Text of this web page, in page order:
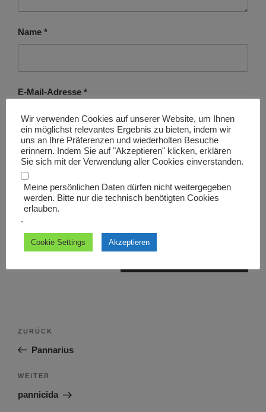
Name *
E-Mail-Adresse *
Website
Name, E-Mail-Adresse und Website in diesem Browser
Beitragsnavigation
Vorheriger
Beitrag
ZURÜCK
Pannarius
Nächster
Beitrag
WEITER
pannicida
Wir verwenden Cookies auf unserer Website, um Ihnen
ein möglichst relevantes Ergebnis zu bieten, indem wir
uns an Ihre Präferenzen und wiederholten Besuche
erinnern. Indem Sie auf "Akzeptieren" klicken, erklären
Sie sich mit der Verwendung aller Cookies einverstanden.
Meine persönlichen Daten dürfen nicht weitergegeben
werden. Bitte nur die technisch benötigten Cookies
erlauben.
.
Cookie Settings Akzeptieren